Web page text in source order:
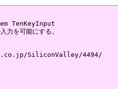
TenKeyInput
を可能にする。
SiliconValley/4494/